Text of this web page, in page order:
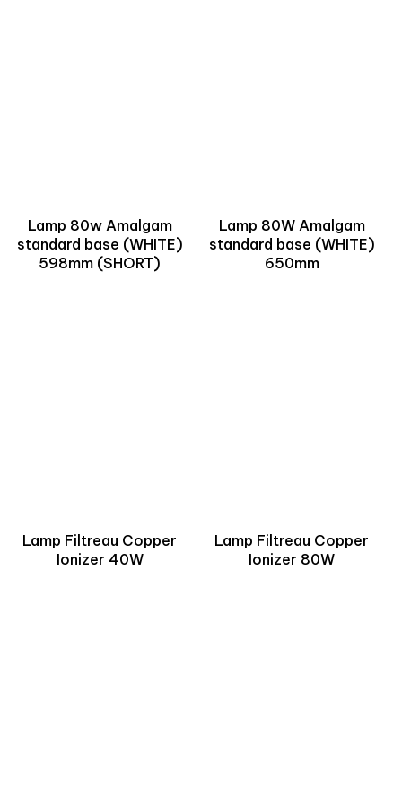
Lamp 80w Amalgam
standard base (WHITE)
598mm (SHORT)
Lamp 80W Amalgam
standard base (WHITE)
650mm
Lamp Filtreau Copper
Ionizer 40W
Lamp Filtreau Copper
Ionizer 80W